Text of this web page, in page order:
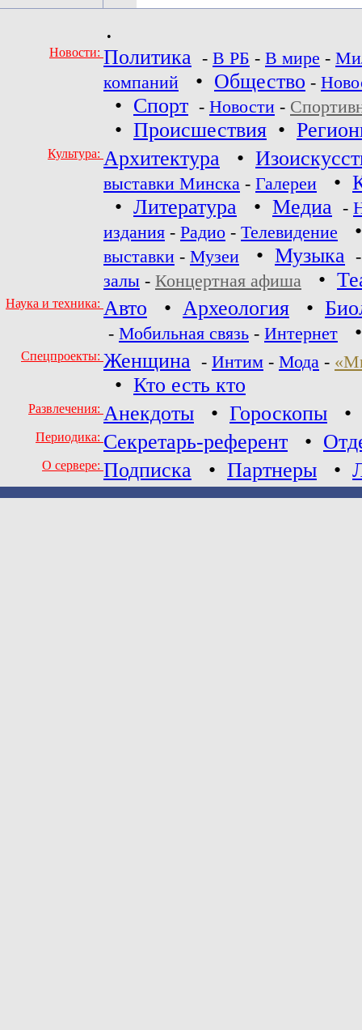
•
Новости: Политика - В РБ - В мире -
компаний
• Общество -
• Спорт - Новости -
• Происшествия •
Культура: Архитектура •
выставки Минска - Галереи •
• Литература • Медиа -
издания - Радио - Телевидение
выставки - Музеи • Музыка
залы - Концертная афиша •
Наука и техника: Авто • Археология •
- Мобильная связь - Интернет
Спецпроекты: Женщина - Интим - Мода -
• Кто есть кто
Развлечения: Анекдоты • Гороскопы •
Периодика: Секретарь-референт •
О сервере: Подписка • Партнеры •